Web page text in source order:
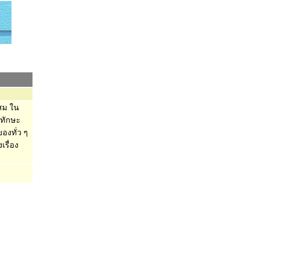
ม ใน
กษะ
งทั่ว ๆ
รื่อง